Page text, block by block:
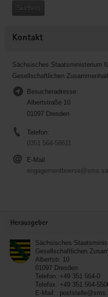
Suchen
Kontakt
Sächsisches Staatsministerium
Gesellschaftlichen Zusammenhalt
Besucheradresse:
Albertstraße 10
01097 Dresden
Telefon:
0351 564-58611
E-Mail
Herausgeber
Sächsisches
Gesellschaftlichen
Albertstr. 10
01097 Dresden
Telefon: +49 351 564-0
Telefax: +49 351 564-
E-Mail: